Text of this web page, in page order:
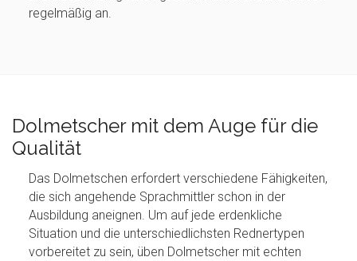
regelmäßig an.
Dolmetscher mit dem Auge für die
Qualität
Das Dolmetschen erfordert verschiedene Fähigkeiten,
die sich angehende Sprachmittler schon in der
Ausbildung aneignen. Um auf jede erdenkliche
Situation und die unterschiedlichsten Rednertypen
vorbereitet zu sein, üben Dolmetscher mit echten